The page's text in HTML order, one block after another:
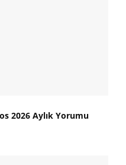
2026 Aylık Yorumu